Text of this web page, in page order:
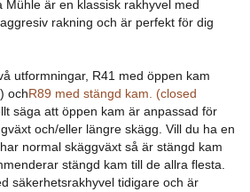
Mühle är en klassisk rakhyvel med
rakning och är perfekt för dig
utformningar, R41 med öppen kam
ochR89 med stängd kam. (closed
säga att öppen kam är anpassad för
och/eller längre skägg. Vill du ha en
normal skäggväxt så är stängd kam
stängd kam till de allra flesta.
säkerhetsrakhyvel tidigare och är